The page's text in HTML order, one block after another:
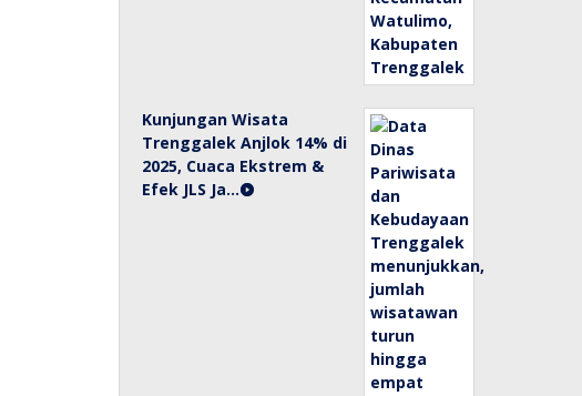
Kunjungan Wisata
Trenggalek Anjlok 14% di
2025, Cuaca Ekstrem &
Efek JLS Ja…